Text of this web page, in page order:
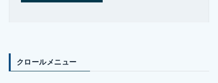
クロールメニュー